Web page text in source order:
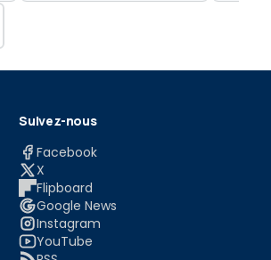
Suivez-nous
Facebook
X
Flipboard
Google News
Instagram
YouTube